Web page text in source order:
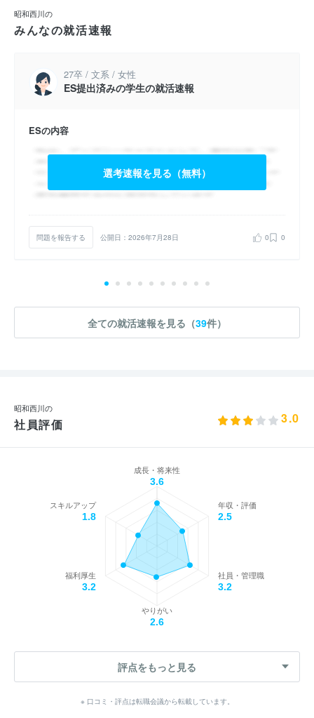
昭和西川の
みんなの就活速報
27卒 / 文系 / 女性
ES提出済みの学生の就活速報
ESの内容
選考速報を見る（無料）
問題を報告する 公開日：2026年7月28日 0 0
全ての就活速報を見る（39件）
昭和西川の
社員評価 3.0
成長・将来性
3.6
年収・評価
2.5
社員・管理職
3.2
やりがい
2.6
福利厚生
3.2
スキルアップ
1.8
評点をもっと見る
※ 口コミ・評点は転職会議から転載しています。